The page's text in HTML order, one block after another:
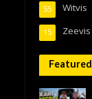
Witvis
55
Zeevis
15
Featured